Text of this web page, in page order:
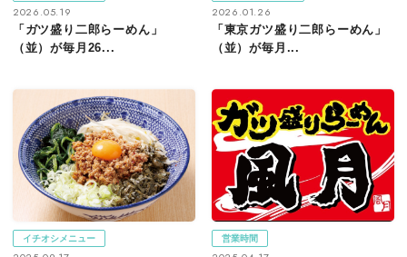
2026.05.19
「ガツ盛り二郎らーめん」
（並）が毎月26...
2026.01.26
「東京ガツ盛り二郎らーめん」
（並）が毎月...
イチオシメニュー 営業時間